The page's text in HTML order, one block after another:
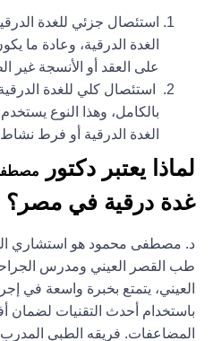
استئصال جزئي للغدة
الغدة الدرقية، وعادة ما
على العقد أو الأنسجة غير
استئصال كلي للغدة
بالكامل، وهذا النوع
الغدة الدرقية أو فرط نشاط
لماذا يعتبر دكتور
غدة درقية في مصر؟
د. مصطفى محمود هو استشاري
طب القصر العيني ومدرس الجراحة
العيني، يتمتع بخبرة واسعة في
باستخدام أحدث التقنيات لضمان
المضاعفات. فريقه الطبي